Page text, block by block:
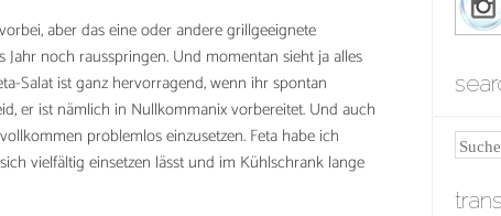
aber das eine oder andere grillgeeignete
noch rausspringen. Und momentan sieht ja alles
Salat ist ganz hervorragend, wenn ihr spontan
er ist nämlich in Nullkommanix vorbereitet. Und auch
problemlos einzusetzen. Feta habe ich
vielfältig einsetzen lässt und im Kühlschrank lange